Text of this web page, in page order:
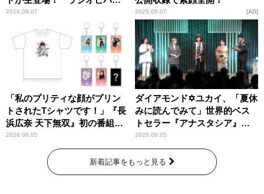
ー昼ズ』
2026.08.07 2026.08.07 AD
「私のプリティな顔がプリン
トされたTシャツです！」『長
浜広奈 天下無双』初の番組グ
ッズ発売
2026.08.05
ダイアモンド✡ユカイ、「夏休
みに読んでみて」世界的ベス
トセラー『アナスタシア』を
紹介
2026.08.05
新着記事をもっと見る